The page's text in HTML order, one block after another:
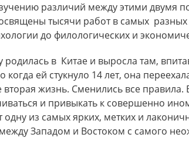
различий между этими двумя
тысячи работ в самых разных
до филологических и
в Китае и выросла там,
когда ей стукнуло 14 лет, она
вторая жизнь. Сменились все
и привыкать к совершенно
одну из самых ярких, метких и
Западом и Востоком с самого